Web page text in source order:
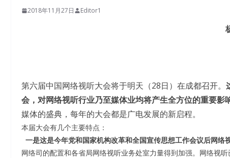
2018年11月27日 Editor1
第六届中国网络视听大会将于明天（28日）在成都召开。
会，对网络视听行业乃至媒体业均将产生全方位的重要影
媒体的盛典，每年的大会都是广电发展的新启程。
本届大会有几个主要特点：
一是这是今年党和国家机构改革和全国宣传思想工作会议后网络
网络司的配置和各省局网络视听业务处室力量得到加强。网络视